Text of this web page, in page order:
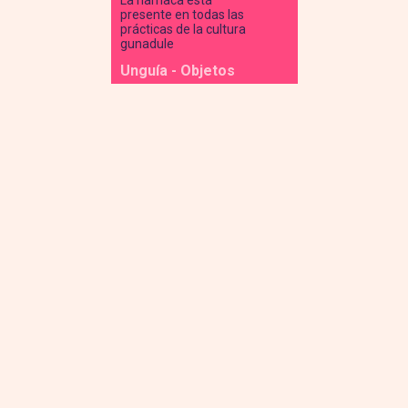
presente en todas las
prácticas de la cultura
gunadule
Unguía - Objetos